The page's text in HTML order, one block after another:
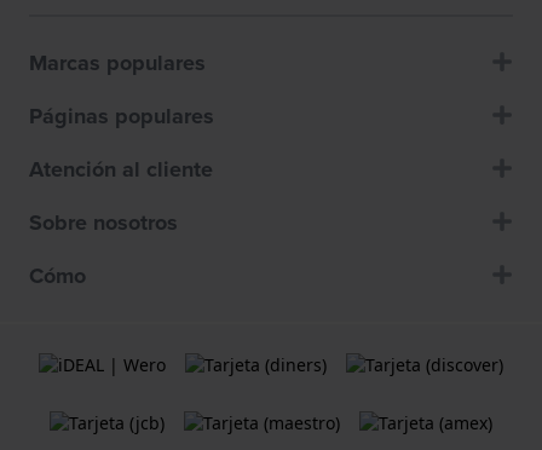
Marcas populares
Páginas populares
Atención al cliente
Sobre nosotros
Cómo